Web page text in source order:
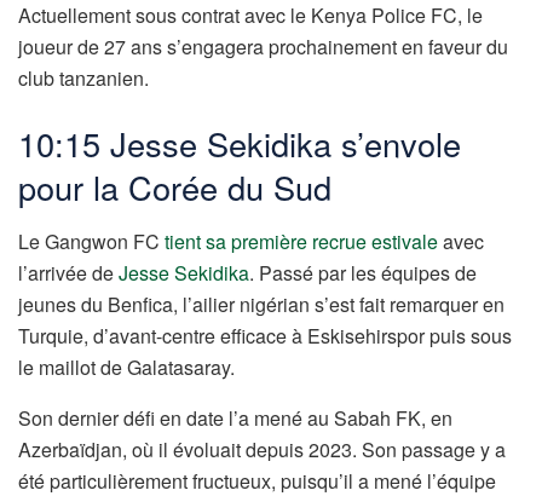
Actuellement sous contrat avec le Kenya Police FC, le
joueur de 27 ans s’engagera prochainement en faveur du
club tanzanien.
10:15 Jesse Sekidika s’envole
pour la Corée du Sud
Le Gangwon FC tient sa première recrue estivaleavec
l’arrivée deJesse Sekidika. Passé par les équipes de
jeunes du Benfica, l’ailier nigérian s’est fait remarquer en
Turquie, d’avant-centre efficace à Eskisehirspor puis sous
le maillot de Galatasaray.
Son dernier défi en date l’a mené au Sabah FK, en
Azerbaïdjan, où il évoluait depuis 2023. Son passage y a
été particulièrement fructueux, puisqu’il a mené l’équipe